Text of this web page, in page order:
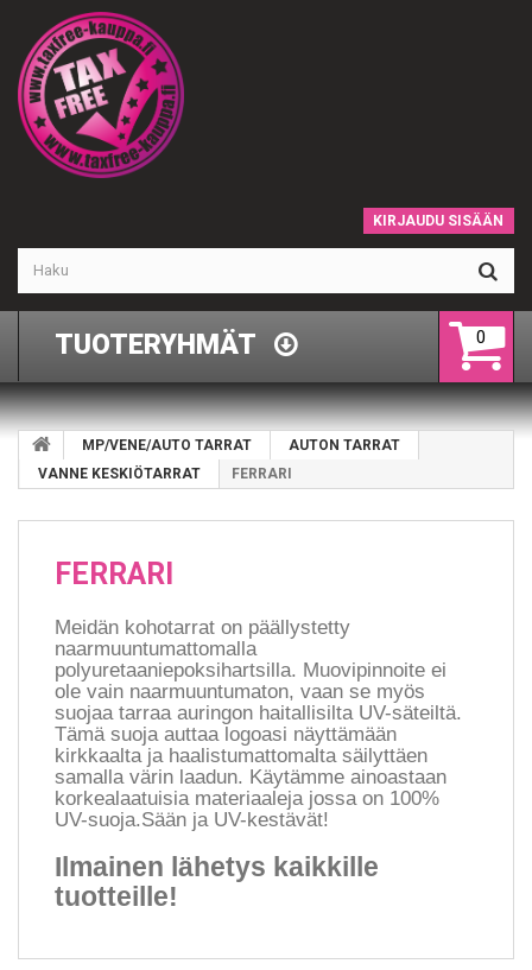
KIRJAUDU SISÄÄN
0
TUOTERYHMÄT
MP/VENE/AUTO TARRAT
AUTON TARRAT
VANNE KESKIÖTARRAT
FERRARI
FERRARI
Meidän kohotarrat on päällystetty
naarmuuntumattomalla
polyuretaaniepoksihartsilla. Muovipinnoite ei
ole vain naarmuuntumaton, vaan se myös
suojaa tarraa auringon haitallisilta UV-säteiltä.
Tämä suoja auttaa logoasi näyttämään
kirkkaalta ja haalistumattomalta säilyttäen
samalla värin laadun. Käytämme ainoastaan
korkealaatuisia materiaaleja jossa on 100%
UV-suoja.Sään ja UV-kestävät!
Ilmainen lähetys kaikkille
tuotteille!